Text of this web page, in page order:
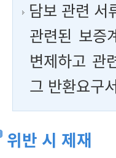
담보 관련 서
관련된 보증
변제하고 관
그 반환요구
위반 시 제재